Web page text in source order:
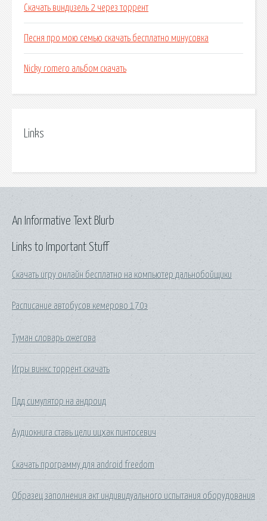
Скачать виндизель 2 через торрент
Песня про мою семью скачать бесплатно минусовка
Nicky romero альбом скачать
Links
Links to Important Stuff
Скачать игру онлайн бесплатно на компьютер дальнобойщики
Расписание автобусов кемерово 170э
Туман словарь ожегова
Игры винкс торрент скачать
Пдд симулятор на андроид
Аудиокнига ставь цели ицхак пинтосевич
Скачать программу для android freedom
Образец заполнения акт индивидуального испытания оборудования
An Informative Text Blurb